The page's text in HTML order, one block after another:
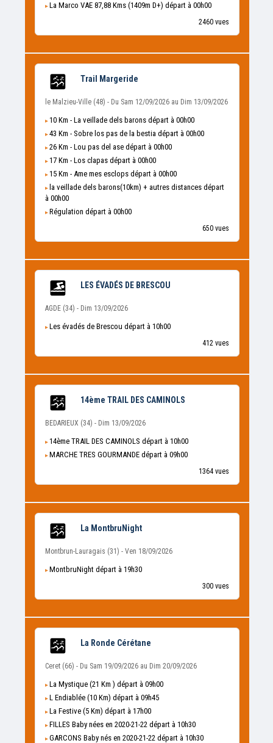
La Marco VAE 87,88 Kms (1409m D+) départ à 00h00
2460 vues
Trail Margeride
le Malzieu-Ville (48) - Du Sam 12/09/2026 au Dim 13/09/2026
10 Km - La veillade dels barons départ à 00h00
43 Km - Sobre los pas de la bestia départ à 00h00
26 Km - Lou pas del ase départ à 00h00
17 Km - Los clapas départ à 00h00
15 Km - Ame mes esclops départ à 00h00
la veillade dels barons(10km) + autres distances départ
à 00h00
Régulation départ à 00h00
650 vues
LES ÉVADÉS DE BRESCOU
AGDE (34) - Dim 13/09/2026
Les évadés de Brescou départ à 10h00
412 vues
14ème TRAIL DES CAMINOLS
BEDARIEUX (34) - Dim 13/09/2026
14ème TRAIL DES CAMINOLS départ à 10h00
MARCHE TRES GOURMANDE départ à 09h00
1364 vues
La MontbruNight
Montbrun-Lauragais (31) - Ven 18/09/2026
MontbruNight départ à 19h30
300 vues
La Ronde Cérétane
Ceret (66) - Du Sam 19/09/2026 au Dim 20/09/2026
La Mystique (21 Km ) départ à 09h00
L Endiablée (10 Km) départ à 09h45
La Festive (5 Km) départ à 17h00
FILLES Baby nées en 2020-21-22 départ à 10h30
GARCONS Baby nés en 2020-21-22 départ à 10h30